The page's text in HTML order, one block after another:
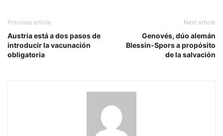
Previous article
Austria está a dos pasos de
introducir la vacunación
obligatoria
Next article
Genovés, dúo alemán
Blessin-Spors a propósito
de la salvación